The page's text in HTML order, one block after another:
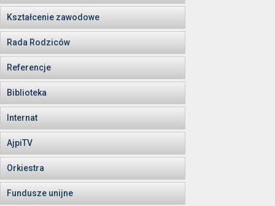
Kształcenie zawodowe
Rada Rodziców
Referencje
Biblioteka
Internat
AjpiTV
Orkiestra
Fundusze unijne